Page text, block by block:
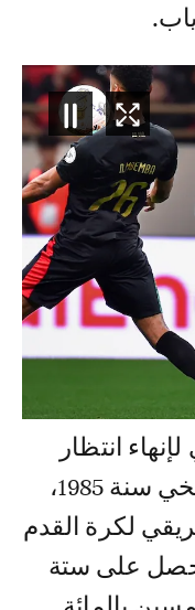
انتظار
دام 41 عامًا منذ تتويجه التاريخي سنة 1985،
لكرة القدم
على ستة